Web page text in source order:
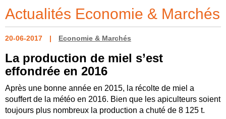
Actualités Economie & Marchés
20-06-2017 Economie & Marchés
La production de miel s’est
effondrée en 2016
Après une bonne année en 2015, la récolte de miel a
souffert de la météo en 2016. Bien que les apiculteurs soient
toujours plus nombreux la production a chuté de 8 125 t.